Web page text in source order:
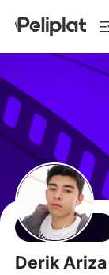
Follow
Derik Ariza